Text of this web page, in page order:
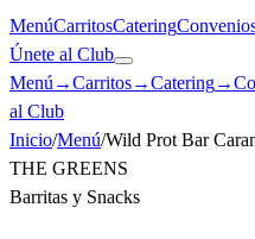
MenúCarritosCatering
Únete al Club
Menú →Carritos→Catering→
al Club
Inicio/Menú/Wild Prot Bar
THE GREENS
Barritas y Snacks